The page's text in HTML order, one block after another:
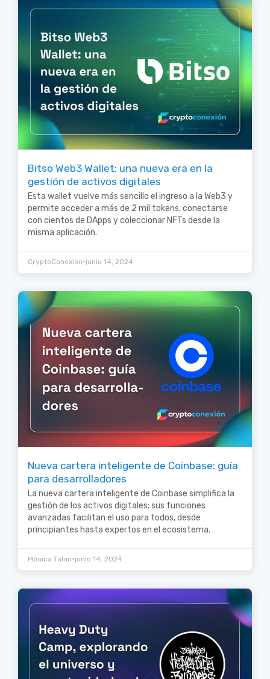
Bitso Web3 Wallet: una nueva era en la
gestión de activos digitales
Esta wallet vuelve más sencillo el ingreso a la Web3 y
permite acceder a más de 2 mil tokens, conectarse
con cientos de DApps y coleccionar NFTs desde la
misma aplicación.
CryptoConexión•junio 14, 2024
Nueva cartera inteligente de Coinbase: guía
para desarrolladores
La nueva cartera inteligente de Coinbase simplifica la
gestión de los activos digitales; sus funciones
avanzadas facilitan el uso para todos, desde
principiantes hasta expertos en el ecosistema.
Mónica Talan•junio 14, 2024